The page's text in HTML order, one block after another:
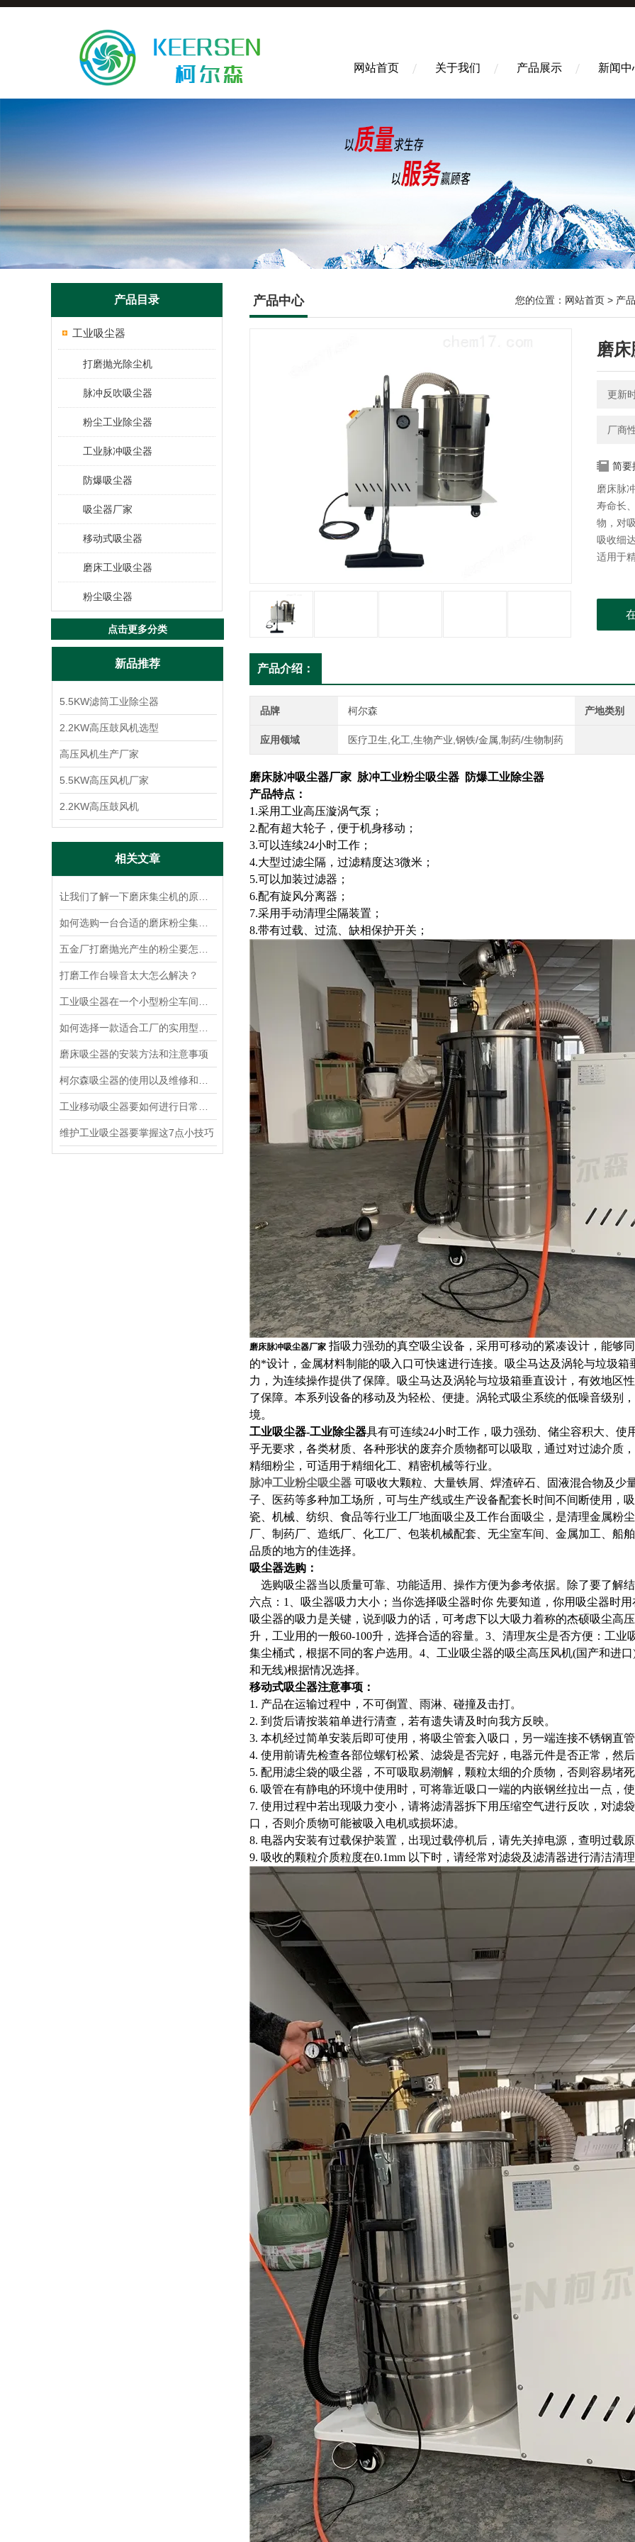
网站首页 关于我们 产品展示 新闻中
产品目录
工业吸尘器
打磨抛光除尘机
脉冲反吹吸尘器
粉尘工业除尘器
工业脉冲吸尘器
防爆吸尘器
吸尘器厂家
移动式吸尘器
磨床工业吸尘器
粉尘吸尘器
点击更多分类
新品推荐
5.5KW滤筒工业除尘器
2.2KW高压鼓风机选型
高压风机生产厂家
5.5KW高压风机厂家
2.2KW高压鼓风机
相关文章
打磨工作台噪音太大怎么解决？
磨床吸尘器的安装方法和注意事项
维护工业吸尘器要掌握这7点小技巧
产品中心 您的位置： 网站首页 > 产
磨
更新
厂商
简要
磨床脉
寿命长
物，对
吸收细
适用于
产品介绍：
品牌 柯尔森 产地类别
应用领域 医疗卫生,化工,生物产业,钢铁/金属,制药/生物制药
磨床脉冲吸尘器厂家 脉冲工业粉尘吸尘器 防爆工业除尘器
产品特点：
1.采用工业高压漩涡气泵；
2.配有超大轮子，便于机身移动；
3.可以连续24小时工作；
4.大型过滤尘隔，过滤精度达3微米；
5.可以加装过滤器；
6.配有旋风分离器；
7.采用手动清理尘隔装置；
8.带有过载、过流、缺相保护开关；
磨床脉冲吸尘器厂家 指吸力强劲的真空吸尘设备，采用可移动的紧凑设计，能够
的*设计，金属材料制能的吸入口可快速进行连接。吸尘马达及涡轮与垃圾
力，为连续操作提供了保障。吸尘马达及涡轮与垃圾箱垂直设计，有效地区
了保障。本系列设备的移动及为轻松、便捷。涡轮式吸尘系统的低噪音级别
境。
工业吸尘器-工业除尘器具有可连续24小时工作，吸力强劲、储尘容积大、
乎无要求，各类材质、各种形状的废弃介质物都可以吸取，通过对过滤介质
精细粉尘，可适用于精细化工、精密机械等行业。
脉冲工业粉尘吸尘器 可吸收大颗粒、大量铁屑、焊渣碎石、固液混合物及少
子、医药等多种加工场所，可与生产线或生产设备配套长时间不间断使用，
瓷、机械、纺织、食品等行业工厂地面吸尘及工作台面吸尘，是清理金属粉
厂、制药厂、造纸厂、化工厂、包装机械配套、无尘室车间、金属加工、船
品质的地方的佳选择。
吸尘器选购：
选购吸尘器当以质量可靠、功能适用、操作方便为参考依据。除了要了解
六点： 1、吸尘器吸力大小；当你选择吸尘器时你 先要知道，你用吸尘器时
吸尘器的吸力是关键，说到吸力的话，可考虑下以大吸力着称的杰硕吸尘高
升，工业用的一般60-100升，选择合适的容量。 3、 清理灰尘是否方便：工业
集尘桶式，根据不同的客户选用。 4、 工业吸尘器的吸尘高压风机(国产和进
和无线)根据情况选择。
移动式吸尘器注意事项：
1. 产品在运输过程中，不可倒置、雨淋、碰撞及击打。
2. 到货后请按装箱单进行清查，若有遗失请及时向我方反映。
3. 本机经过简单安装后即可使用，将吸尘管套入吸口，另一端连接不锈钢直
4. 使用前请先检查各部位螺钉松紧、滤袋是否完好，电器元件是否正常，然
5. 配用滤尘袋的吸尘器，不可吸取易潮解，颗粒太细的介质物，否则容易堵
6. 吸管在有静电的环境中使用时，可将靠近吸口一端的内嵌钢丝拉出一点，
7. 使用过程中若出现吸力变小，请将滤清器拆下用压缩空气进行反吹，对滤
口，否则介质物可能被吸入电机或损坏滤。
8. 电器内安装有过载保护装置，出现过载停机后，请先关掉电源，查明过载
9. 吸收的颗粒介质粒度在0.1mm 以下时，请经常对滤袋及滤清器进行清洁清